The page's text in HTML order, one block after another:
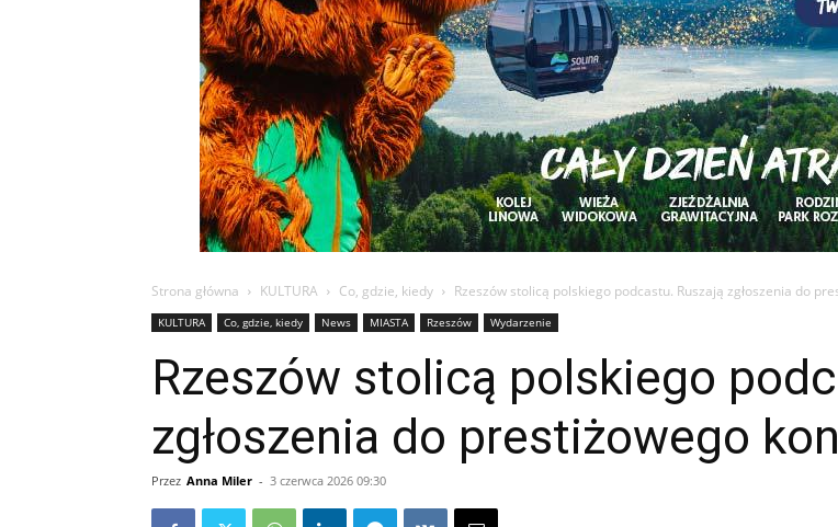
Strona główna KULTURA Co, gdzie, kiedy Rzeszów stolicą polskiego podcastu. Ruszają zgłoszenia do
KULTURA Co, gdzie, kiedy News MIASTA Rzeszów Wydarzenie
Rzeszów stolicą polskiego
zgłoszenia do prestiżowego
Przez Anna Miler - 3 czerwca 2026 09:30